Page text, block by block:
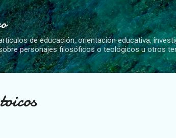
Ir al contenido principal
de educación, orientación educativa,
personajes filosóficos o teológicos u otros